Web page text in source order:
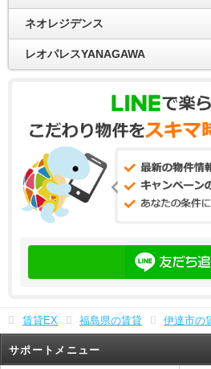
ネオレジデンス
レオパレスYANAGAWA
賃貸EX 福島県の賃貸 伊達市の
サポートメニュー